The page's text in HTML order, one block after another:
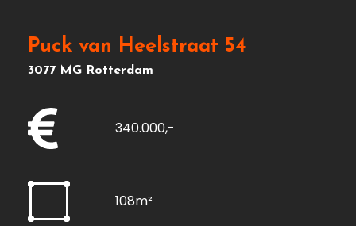
Puck van Heelstraat 54
3077 MG Rotterdam
340.000,-
108m²